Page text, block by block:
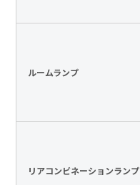
ルームランプ
リアコンビネーションランプ